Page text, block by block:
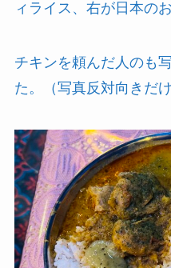
ィライス、右が日本の
チキンを頼んだ人のも
た。（写真反対向きだ